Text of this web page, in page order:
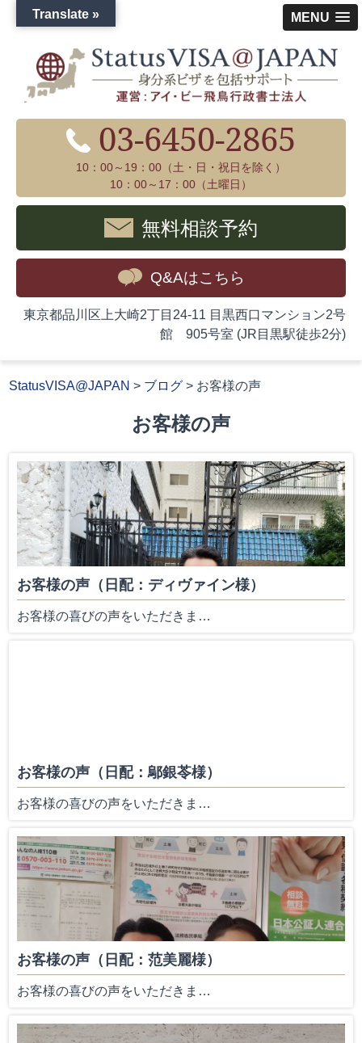
MENU
03-6450-2865
10：00～19：00（土・日・祝日を除く）
10：00～17：00（土曜日）
無料相談予約
Q&Aはこちら
東京都品川区上大崎2丁目24-11 目黒西口マンション2号
館 905号室 (JR目黒駅徒歩2分)
StatusVISA@JAPAN > ブログ > お客様の声
お客様の声
お客様の声（日配：ディヴァイン様）
お客様の喜びの声をいただきま…
お客様の声（日配：鄔銀苓様）
お客様の喜びの声をいただきま…
お客様の声（日配：范美麗様）
お客様の喜びの声をいただきま…
Translate »